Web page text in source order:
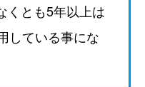
くとも5年以上は
している事にな